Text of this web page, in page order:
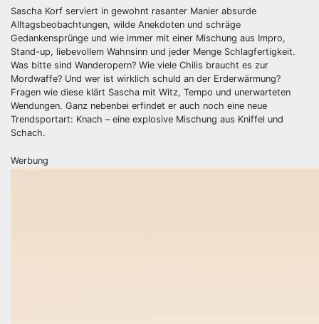
Sascha Korf serviert in gewohnt rasanter Manier absurde
Alltagsbeobachtungen, wilde Anekdoten und schräge
Gedankensprünge und wie immer mit einer Mischung aus Impro,
Stand-up, liebevollem Wahnsinn und jeder Menge Schlagfertigkeit.
Was bitte sind Wanderopern? Wie viele Chilis braucht es zur
Mordwaffe? Und wer ist wirklich schuld an der Erderwärmung?
Fragen wie diese klärt Sascha mit Witz, Tempo und unerwarteten
Wendungen. Ganz nebenbei erfindet er auch noch eine neue
Trendsportart: Knach – eine explosive Mischung aus Kniffel und
Schach.
Werbung